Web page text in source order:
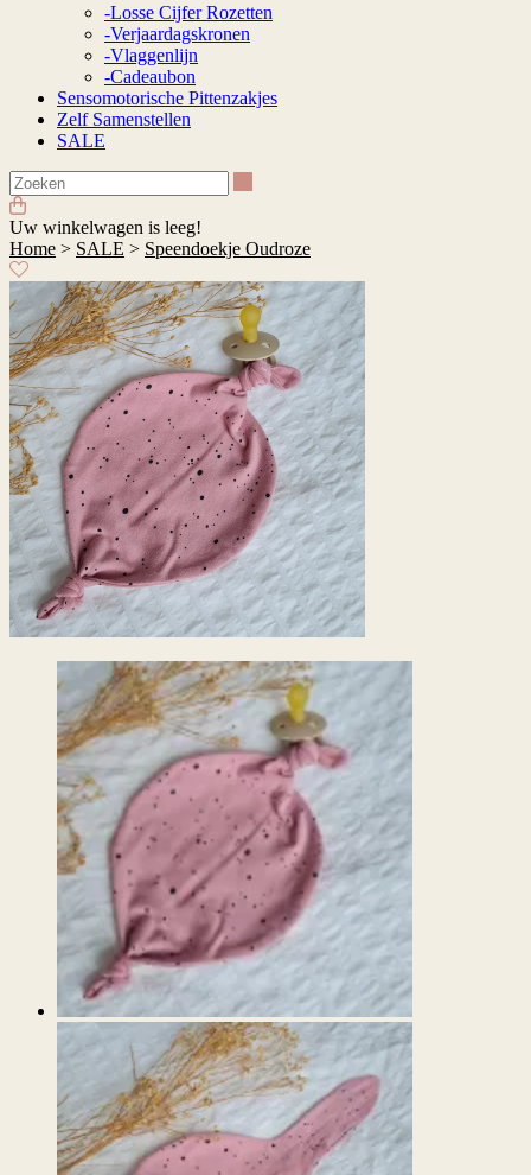
-Losse Cijfer Rozetten
-Verjaardagskronen
-Vlaggenlijn
-Cadeaubon
Sensomotorische Pittenzakjes
Zelf Samenstellen
SALE
Uw winkelwagen is leeg!
Home > SALE > Speendoekje Oudroze